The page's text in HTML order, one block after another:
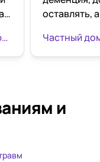
Частный дом престарелых «Уютный уголок» на Новостроек
оставлять,
уголок.
хороший
людей,
и